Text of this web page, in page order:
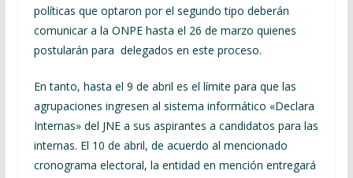
políticas que optaron por el segundo tipo deberán
comunicar a la ONPE hasta el 26 de marzo quienes
postularán para delegados en este proceso.
En tanto, hasta el 9 de abril es el límite para que las
agrupaciones ingresen al sistema informático «Declara
Internas» del JNE a sus aspirantes a candidatos para las
internas. El 10 de abril, de acuerdo al mencionado
cronograma electoral, la entidad en mención entregará